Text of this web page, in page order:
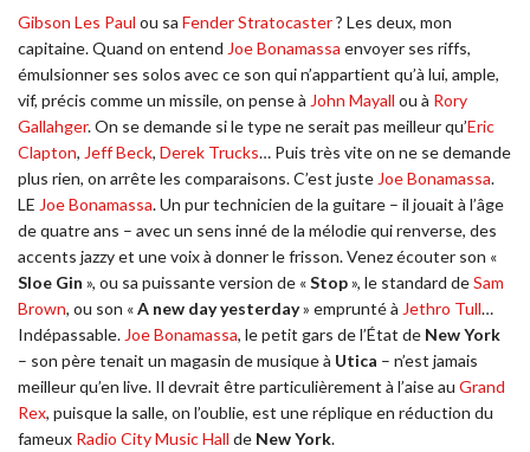
Gibson Les Paul ou sa Fender Stratocaster? Les deux, mon
capitaine. Quand on entend Joe Bonamassa envoyer ses riffs,
émulsionner ses solos avec ce son qui n’appartient qu’à lui, ample,
vif, précis comme un missile, on pense à John Mayall ou à Rory
Gallahger. On se demande si le type ne serait pas meilleur qu’Eric
Clapton, Jeff Beck, Derek Trucks… Puis très vite on ne se demande
plus rien, on arrête les comparaisons. C’est juste Joe Bonamassa.
LE Joe Bonamassa. Un pur technicien de la guitare – il jouait à l’âge
de quatre ans – avec un sens inné de la mélodie qui renverse, des
accents jazzy et une voix à donner le frisson. Venez écouter son «
Sloe Gin », ou sa puissante version de «Stop», le standard deSam
Brown, ou son «A new day yesterday» emprunté à Jethro Tull…
Indépassable. Joe Bonamassa, le petit gars de l’État de New York
– son père tenait un magasin de musique à Utica – n’est jamais
meilleur qu’en live. Il devrait être particulièrement à l’aise au Grand
Rex, puisque la salle, on l’oublie, est une réplique en réduction du
fameux Radio City Music Hall de New York.